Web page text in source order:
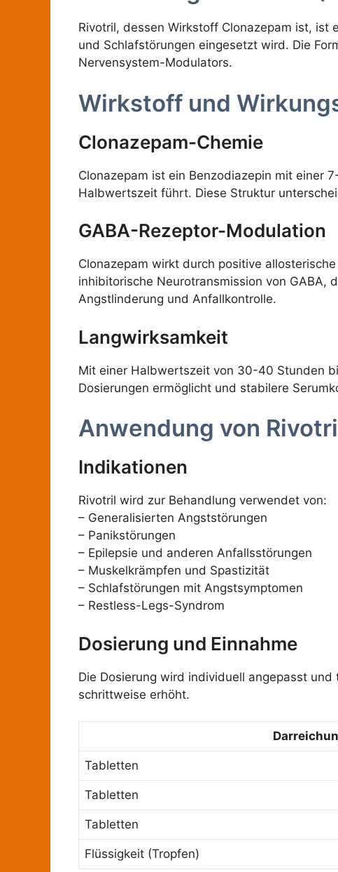
Rivotril, dessen Wirkstoff Clonazepam ist, ist
und Schlafstörungen eingesetzt wird. Die
Nervensystem-Modulators.
Wirkstoff und
Clonazepam-Chemie
Clonazepam ist ein Benzodiazepin mit einer
Halbwertszeit führt. Diese Struktur
GABA-Rezeptor-Modulation
Clonazepam wirkt durch positive
inhibitorische Neurotransmission von GABA,
Angstlinderung und Anfallkontrolle.
Langwirksamkeit
Mit einer Halbwertszeit von 30-40 Stunden
Dosierungen ermöglicht und stabilere
Anwendung von
Indikationen
Rivotril wird zur Behandlung verwendet von:
– Generalisierten Angststörungen
– Panikstörungen
– Epilepsie und anderen Anfallsstörungen
– Muskelkrämpfen und Spastizität
– Schlafstörungen mit Angstsymptomen
– Restless-Legs-Syndrom
Dosierung und Einnahme
Die Dosierung wird individuell angepasst
schrittweise erhöht.
Tabletten
Tabletten
Tabletten
Flüssigkeit (Tropfen)